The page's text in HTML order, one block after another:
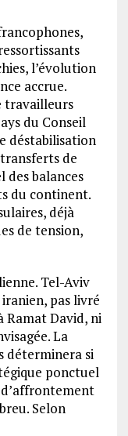
l’évolution
accrue.
travailleurs
du Conseil
déstabilisation
de
des balances
du continent.
déjà
de tension,
Tel-Aviv
pas livré
Ramat David, ni
La
déterminera si
ponctuel
Selon